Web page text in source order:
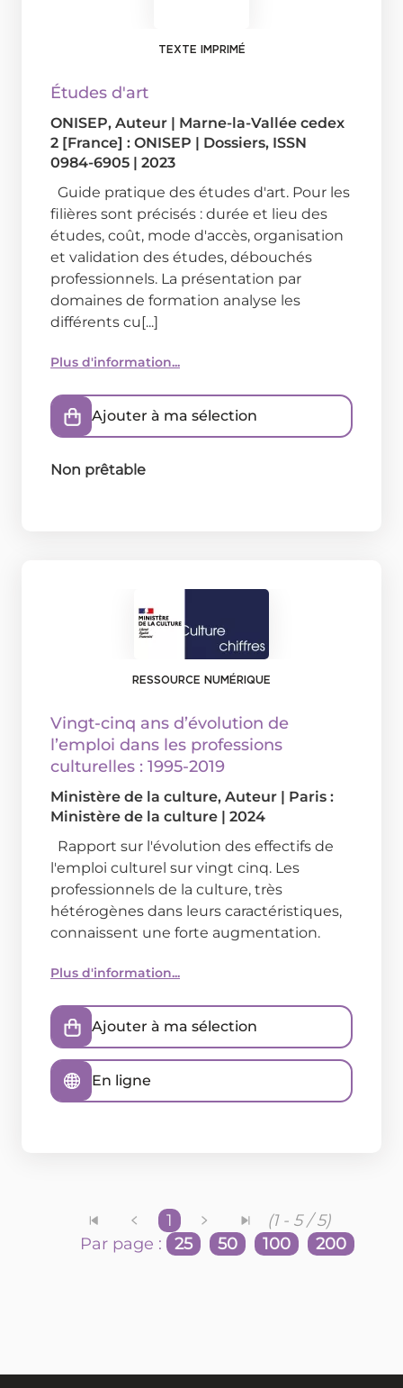
TEXTE IMPRIMÉ
Études d'art
ONISEP, Auteur | Marne-la-Vallée cedex
2 [France] : ONISEP | Dossiers, ISSN
0984-6905 | 2023
Guide pratique des études d'art. Pour les
filières sont précisés : durée et lieu des
études, coût, mode d'accès, organisation
et validation des études, débouchés
professionnels. La présentation par
domaines de formation analyse les
différents cu[...]
Plus d'information...
Ajouter à ma sélection
Non prêtable
RESSOURCE NUMÉRIQUE
Vingt-cinq ans d’évolution de
l’emploi dans les professions
culturelles : 1995-2019
Ministère de la culture, Auteur | Paris :
Ministère de la culture | 2024
Rapport sur l'évolution des effectifs de
l'emploi culturel sur vingt cinq. Les
professionnels de la culture, très
hétérogènes dans leurs caractéristiques,
connaissent une forte augmentation.
Plus d'information...
Ajouter à ma sélection
En ligne
1
(1 - 5 / 5)
Par page :
25 50 100 200